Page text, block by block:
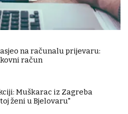
na računalu prijevaru:
račun
Muškarac iz Zagreba
ženi u Bjelovaru"